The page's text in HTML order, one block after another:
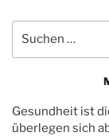
Gesundheit ist
überlegen sich